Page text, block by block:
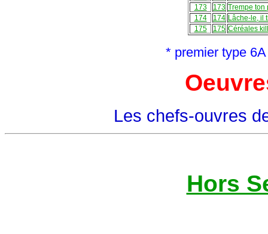
173
173 Trempe ton
174
174 Lâche-le, il
175
175 Céréales
* premier type
Les chefs-ouvres
Hors